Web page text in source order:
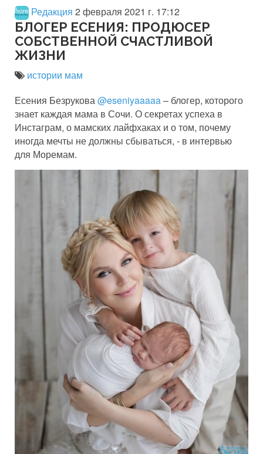
Редакция 2 февраля 2021 г. 17:12
БЛОГЕР ЕСЕНИЯ: ПРОДЮСЕР
СОБСТВЕННОЙ СЧАСТЛИВОЙ
ЖИЗНИ
истории мам
Есения Безрукова@eseniyaaaaa– блогер, которого
знает каждая мама в Сочи. О секретах успеха в
Инстаграм, о мамских лайфхаках и о том, почему
иногда мечты не должны сбываться, - в интервью
для Моремам.